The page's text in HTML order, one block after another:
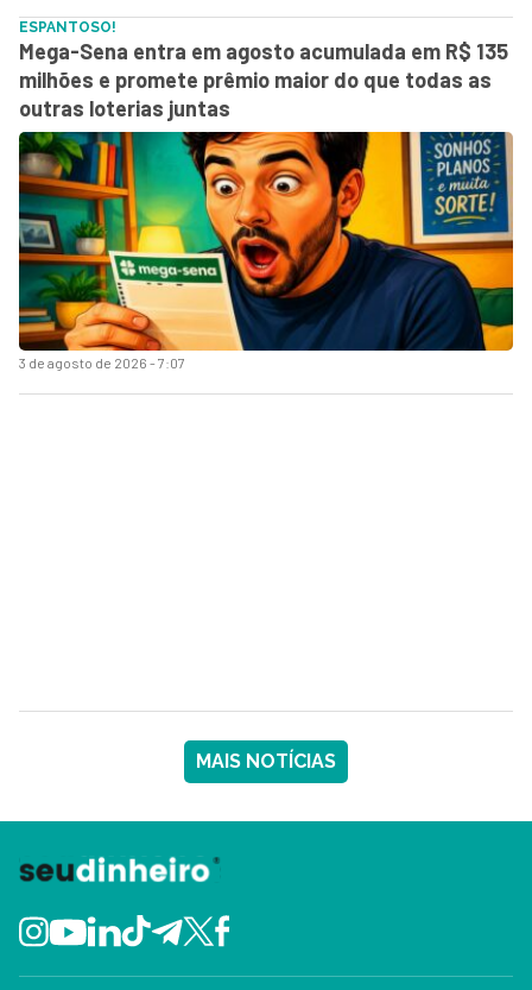
3 de agosto de 2026 - 7:07
ESPANTOSO!
Mega-Sena entra em agosto acumulada em R$ 135
milhões e promete prêmio maior do que todas as
outras loterias juntas
MAIS NOTÍCIAS